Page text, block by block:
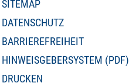
SITEMAP
DATENSCHUTZ
BARRIEREFREIHEIT
HINWEISGEBERSYSTEM (PDF)
DRUCKEN